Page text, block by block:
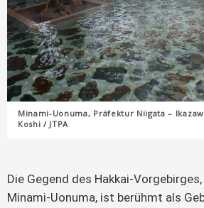
Minami-Uonuma, Präfektur Niigata –
Koshi / JTPA
Die Gegend des Hakkai-
Minami-Uonuma, ist berühmt als